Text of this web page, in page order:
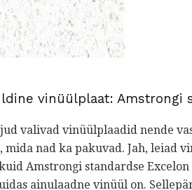
vinüülplaat:
valivad vinüülplaadid nende
mida nad ka pakuvad. Jah, leiad
Amstrongi standardse
ainulaadne vinüül on.